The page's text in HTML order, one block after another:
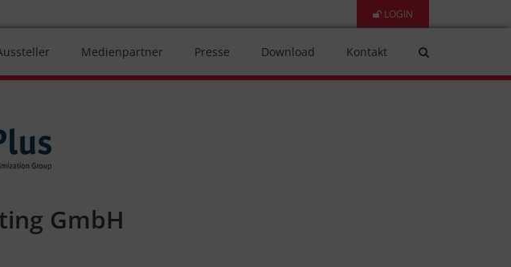
LOGIN
Medienpartner Presse Download Kontakt
GmbH